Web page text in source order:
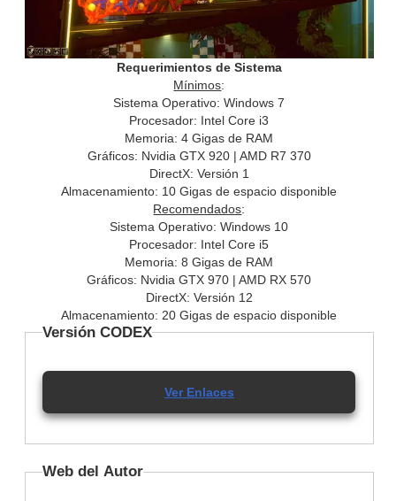
Requerimientos de Sistema
Mínimos:
Sistema Operativo: Windows 7
Procesador: Intel Core i3
Memoria: 4 Gigas de RAM
Gráficos: Nvidia GTX 920 | AMD R7 370
DirectX: Versión 1
Almacenamiento: 10 Gigas de espacio disponible
Recomendados:
Sistema Operativo: Windows 10
Procesador: Intel Core i5
Memoria: 8 Gigas de RAM
Gráficos: Nvidia GTX 970 | AMD RX 570
DirectX: Versión 12
Almacenamiento: 20 Gigas de espacio disponible
Versión CODEX
Ver Enlaces
Web del Autor